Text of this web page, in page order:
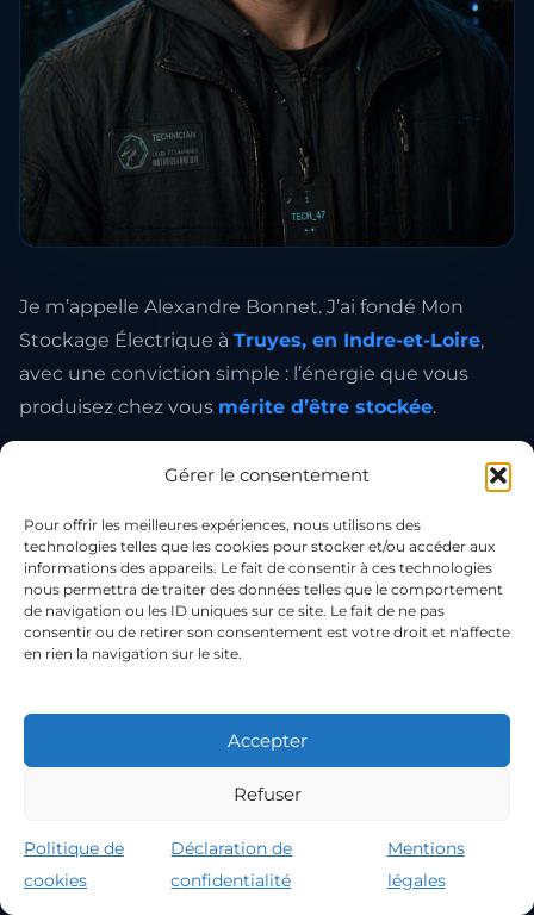
Gérer le consentement
Pour offrir les meilleures expériences, nous utilisons des
technologies telles que les cookies pour stocker et/ou accéder aux
informations des appareils. Le fait de consentir à ces technologies
nous permettra de traiter des données telles que le comportement
de navigation ou les ID uniques sur ce site. Le fait de ne pas
consentir ou de retirer son consentement est votre droit et n'affecte
en rien la navigation sur le site.
Accepter
Refuser
Politique de
cookies
Déclaration de
confidentialité
Je m’appelle Alexandre Bonnet. J’ai fondé Mon
Stockage Électrique à Truyes, en Indre-et-Loire,
avec une conviction simple : l’énergie que vous
produisez chez vous mérite d’être stockée.
Je conçois mes coffrets sur mesure pour votre
Puis au fil du temps j’ai préféré tout faire moi-
même et vous proposer unservice complet:
installation de panneaux, délestage intelligent vers
un véhicule électrique, stockage batterie, maintien
contre les coupures EDF.
Je sélectionne moi-même les cellules lithium-fer-
phosphate les plus durables —
cellules nouvelle génération qui tiennent + de 10
pose chez vous personnellement.